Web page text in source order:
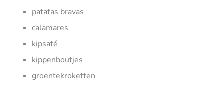
patatas bravas
calamares
kipsaté
kippenboutjes
groentekroketten